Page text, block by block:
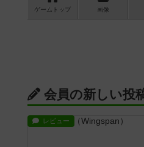
ゲーム トップ 画像
会員の新しい投
レビュー